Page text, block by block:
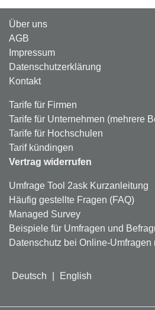
Über uns
AGB
Impressum
Datenschutzerklärung
Kontakt
Tarife für Firmen
Tarife für Unternehmen (mehrere
Tarife für Hochschulen
Tarif kündingen
Vertrag widerrufen
Umfrage Tool 2ask Kurzanleitung
Häufig gestellte Fragen (FAQ)
Managed Survey
Beispiele für Umfragen und
Datenschutz bei Online-Umfragen
Deutsch English